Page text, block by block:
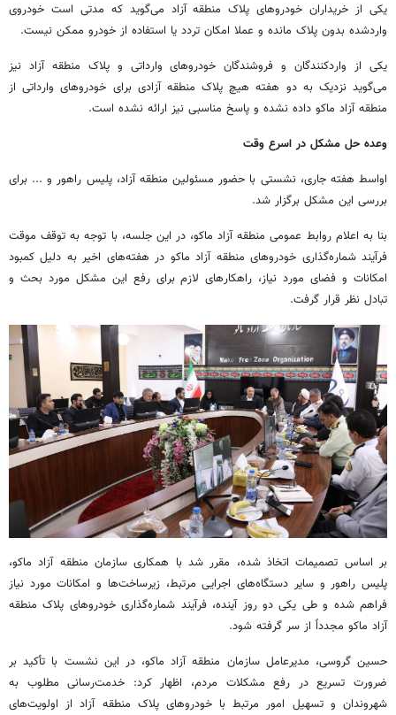
یکی از خریداران خودروهای پلاک منطقه آزاد می‌گوید که مدتی است خودروی
واردشده بدون پلاک مانده و عملا امکان تردد یا استفاده از خودرو ممکن نیست.
یکی از واردکنندگان و فروشندگان خودروهای وارداتی و پلاک منطقه آزاد نیز
می‌گوید نزدیک به دو هفته هیچ پلاک منطقه آزادی برای خودروهای وارداتی از
منطقه آزاد ماکو داده نشده و پاسخ مناسبی نیز ارائه نشده است.
وعده حل مشکل در اسرع وقت
اواسط هفته جاری، نشستی با حضور مسئولین منطقه آزاد، پلیس راهور و ... برای
بررسی این مشکل برگزار شد.
بنا به اعلام روابط عمومی منطقه آزاد ماکو، در این جلسه، با توجه به توقف موقت
فرآیند شماره‌گذاری خودروهای منطقه آزاد ماکو در هفته‌های اخیر به دلیل کمبود
امکانات و فضای مورد نیاز، راهکارهای لازم برای رفع این مشکل مورد بحث و
تبادل نظر قرار گرفت.
بر اساس تصمیمات اتخاذ شده، مقرر شد با همکاری سازمان منطقه آزاد ماکو،
پلیس راهور و سایر دستگاه‌های اجرایی مرتبط، زیرساخت‌ها و امکانات مورد نیاز
فراهم شده و طی یکی دو روز آینده، فرآیند شماره‌گذاری خودروهای پلاک منطقه
آزاد ماکو مجدداً از سر گرفته شود.
حسین گروسی، مدیرعامل سازمان منطقه آزاد ماکو، در این نشست با تأکید بر
ضرورت تسریع در رفع مشکلات مردم، اظهار کرد: خدمت‌رسانی مطلوب به
شهروندان و تسهیل امور مرتبط با خودروهای پلاک منطقه آزاد از اولویت‌های